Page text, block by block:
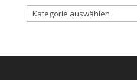
Rubriken